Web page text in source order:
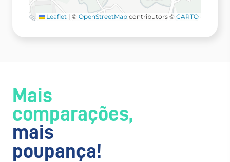
Leaflet | © OpenStreetMap contributors © CARTO
Mais
comparações,
mais
poupança!